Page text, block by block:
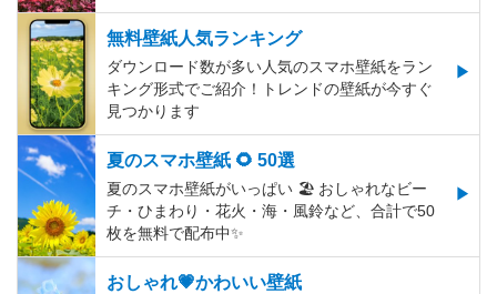
無料壁紙人気ランキング
ダウンロード数が多い人気のスマホ壁紙をラン
キング形式でご紹介！トレンドの壁紙が今すぐ
見つかります
夏のスマホ壁紙 🌻 50選
夏のスマホ壁紙がいっぱい 🏖 おしゃれなビー
チ・ひまわり・花火・海・風鈴など、合計で50
枚を無料で配布中✨
おしゃれ💗かわいい壁紙